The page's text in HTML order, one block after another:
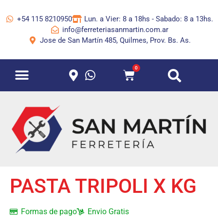
+54 115 8210950
Lun. a Vier: 8 a 18hs - Sabado: 8 a 13hs.
info@ferreteriasanmartin.com.ar
Jose de San Martín 485, Quilmes, Prov. Bs. As.
0
PASTA TRIPOLI X KG
Formas de pago Envio Gratis